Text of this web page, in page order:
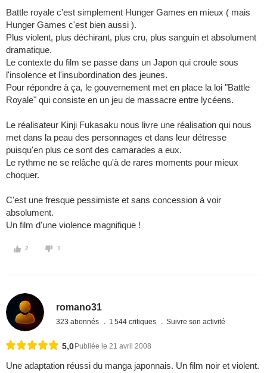
Battle royale c'est simplement Hunger Games en mieux ( mais
Hunger Games c'est bien aussi ).
Plus violent, plus déchirant, plus cru, plus sanguin et absolument
dramatique.
Le contexte du film se passe dans un Japon qui croule sous
l'insolence et l'insubordination des jeunes.
Pour répondre à ça, le gouvernement met en place la loi "Battle
Royale" qui consiste en un jeu de massacre entre lycéens.
Le réalisateur Kinji Fukasaku nous livre une réalisation qui nous
met dans la peau des personnages et dans leur détresse
puisqu'en plus ce sont des camarades a eux.
Le rythme ne se relâche qu'à de rares moments pour mieux
choquer.
C'est une fresque pessimiste et sans concession à voir
absolument.
Un film d'une violence magnifique !
2 1
romano31
323 abonnés 1 544 critiques Suivre son activité
5,0 Publiée le 21 avril 2008
Une adaptation réussi du manga japonnais. Un film noir et violent.